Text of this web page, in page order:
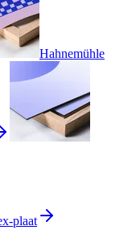
Hahnemühle
plaat